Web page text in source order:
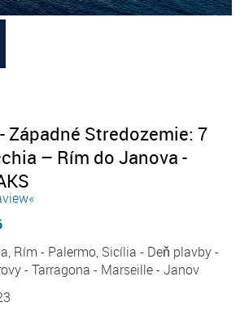
Západné Stredozemie: 7
– Rím do Janova -
Rím - Palermo, Sicília - Deň plavby -
- Tarragona - Marseille - Janov